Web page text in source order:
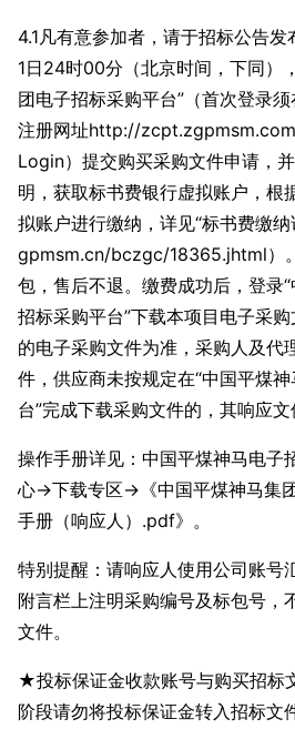
4.1凡有意参加者，请于招标公告
1日24时00分（北京时间，下同）
团电子招标采购平台”（首次登录
注册网址http://
Login）提交购买采购文件申请，
明，获取标书费银行虚拟账户，根
拟账户进行缴纳，详见“标书费缴
gpmsm.cn/bczgc/18365.jhtml）
包，售后不退。缴费成功后，登录
招标采购平台”下载本项目电子采
的电子采购文件为准，采购人及代
件，供应商未按规定在“中国平煤
台”完成下载采购文件的，其响应文
操作手册详见：中国平煤神马电子
心->下载专区->《中国平煤神马集
手册（响应人）.pdf》。
特别提醒：请响应人使用公司账号
附言栏上注明采购编号及标包号，
文件。
★投标保证金收款账号与购买招标
阶段请勿将投标保证金转入招标文